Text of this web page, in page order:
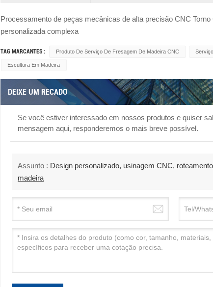
Processamento de peças mecânicas de alta precisão CNC
personalizada complexa
TAG MARCANTES : Produto De Serviço De Fresagem De Madeira CNC
Escultura Em Madeira
DEIXE UM RECADO
Se você estiver interessado em nossos produtos e quiser
mensagem aqui, responderemos o mais breve possível.
Assunto : Design personalizado, usinagem CNC,
madeira